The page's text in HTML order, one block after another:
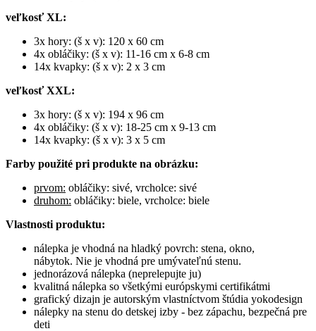
veľkosť XL:
3x hory: (š x v): 120 x 60 cm
4x obláčiky: (š x v): 11-16 cm x 6-8 cm
14x kvapky: (š x v): 2 x 3 cm
veľkosť XXL:
3x hory: (š x v): 194 x 96 cm
4x obláčiky: (š x v): 18-25 cm x 9-13 cm
14x kvapky: (š x v): 3 x 5 cm
Farby použité pri produkte na obrázku:
prvom: obláčiky: sivé, vrcholce: sivé
druhom: obláčiky: biele, vrcholce: biele
Vlastnosti produktu:
nálepka je vhodná na hladký povrch: stena, okno,
nábytok. Nie je vhodná pre umývateľnú stenu.
jednorázová nálepka (neprelepujte ju)
kvalitná nálepka so všetkými európskymi certifikátmi
grafický dizajn je autorským vlastníctvom štúdia yokodesign
nálepky na stenu do detskej izby - bez zápachu, bezpečná pre
deti